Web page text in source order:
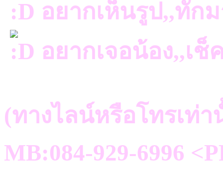
อยากเห็นรูป,,ทัก
อยากเจอน้อง,,เช็
(ทางไลน์หรือโทรเท่
MB:084-929-6996